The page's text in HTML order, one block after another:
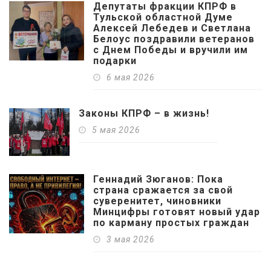
Депутаты фракции КПРФ в
Тульской областной Думе
Алексей Лебедев и Светлана
Белоус поздравили ветеранов
с Днем Победы и вручили им
подарки
6 мая 2026
Законы КПРФ – в жизнь!
5 мая 2026
Геннадий Зюганов: Пока
страна сражается за свой
суверенитет, чиновники
Минцифры готовят новый удар
по карману простых граждан
3 мая 2026